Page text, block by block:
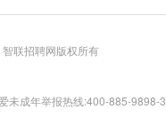
联招聘网版权所有
未成年举报热线:400-885-9898-3